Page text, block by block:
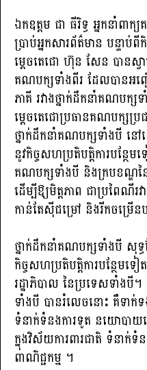
ឯកឧត្តម ជា ធីរិទ្ធ អ្នកនាំពាក្
ប្រាប់អ្នកសារព័ត៌មាន បន្ទាប់ពី
ម្តេចតេជោ ហ៊ុន សែន បានស្វ
គណបក្សទាំងពីរ ដែលបានអ
ភាគី រវាងថ្នាក់ដឹកនាំគណបក្
ម្តេចតេជោប្រធានគណបក្សប្រ
ថ្នាក់ដឹកនាំគណបក្សទាំងបី នៅ
នូវកិច្ចសហប្រតិបត្តិការបន្ថែម
គណបក្សទាំងបី និងក្របខណ្ឌន
ដើម្បីឱ្យមិត្តភាព ជាប្រពៃណីរ
កាន់តែស៊ីជម្រៅ និងរីកចម្រើន
ថ្នាក់ដឹកនាំគណបក្សទាំងបី សុទ្ធត
កិច្ចសហប្រតិបត្តិការបន្ថែមទ
រដ្ឋាភិបាល នៃប្រទេសទាំង
ទាំងបី បានរំលេចនោះ គឺទាក់
ទំនាក់ទំនងការទូត នយោបា
ក្នុងវិស័យការពារជាតិ ទំនាក់
ពាណិជ្ជកម្ម ។